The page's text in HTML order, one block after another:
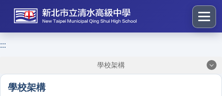
到
塊
:::
學校架構
學校架構